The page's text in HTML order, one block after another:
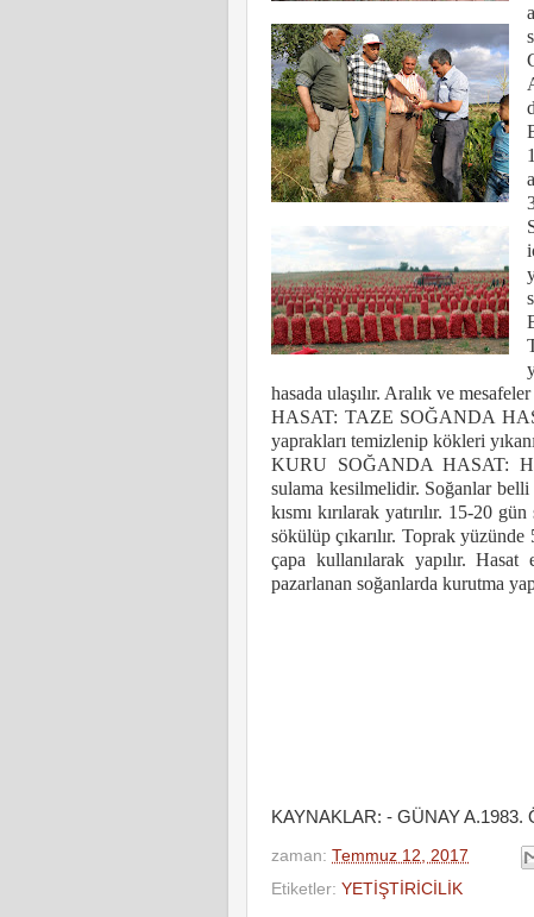
hasada ulaşılır. Aralık ve
HASAT: TAZE SOĞANDA
yaprakları temizlenip kökleri
KURU SOĞANDA HASAT:
sulama kesilmelidir. Soğanlar belli
kısmı kırılarak yatırılır. 15-20
sökülüp çıkarılır. Toprak
çapa kullanılarak yapılır. Hasat
pazarlanan soğanlarda kurutma
Ziraat
KAYNAKLAR: - GÜNAY A.1983.
zaman: Temmuz 12, 2017
Etiketler: YETİŞTİRİCİLİK